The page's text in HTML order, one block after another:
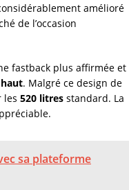
amélioré
de l’occasion
fastback plus affirmée et
. Malgré ce design de
les 520 litres standard. La
sa plateforme